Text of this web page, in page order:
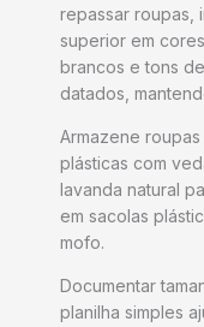
repassar roupas,
superior em
brancos e tons
datados,
Armazene
plásticas com
lavanda natural
em sacolas
mofo.
Documentar
planilha simples